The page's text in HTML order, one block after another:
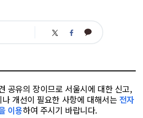
트 페 카
공유의 장이므로 서울시에 대한 신고,
개선이 필요한 사항에 대해서는 전자
이용하여 주시기 바랍니다.